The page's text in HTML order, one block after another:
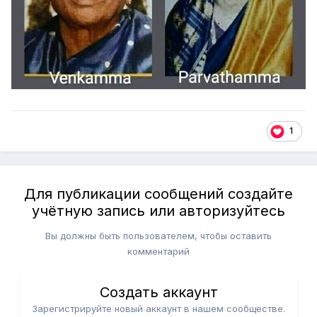
1
Для публикации сообщений создайте
учётную запись или авторизуйтесь
Вы должны быть пользователем, чтобы оставить
комментарий
Создать аккаунт
Зарегистрируйте новый аккаунт в нашем сообществе.